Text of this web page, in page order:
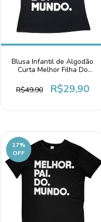
Blusa Infantil de Algodão
Curta Melhor Filha Do
R$49,90
R$29,90
17%
OFF